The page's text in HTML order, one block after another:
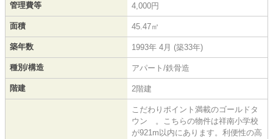
管理費等 4,000円
面積 45.47㎡
築年数 1993年 4月 (築33年)
種別/構造 アパート/鉄骨造
階建 2階建
こだわりポイント満載のゴールドタ
ウン 。こちらの物件は祥南小学校
が921m以内にあります。利便性の高